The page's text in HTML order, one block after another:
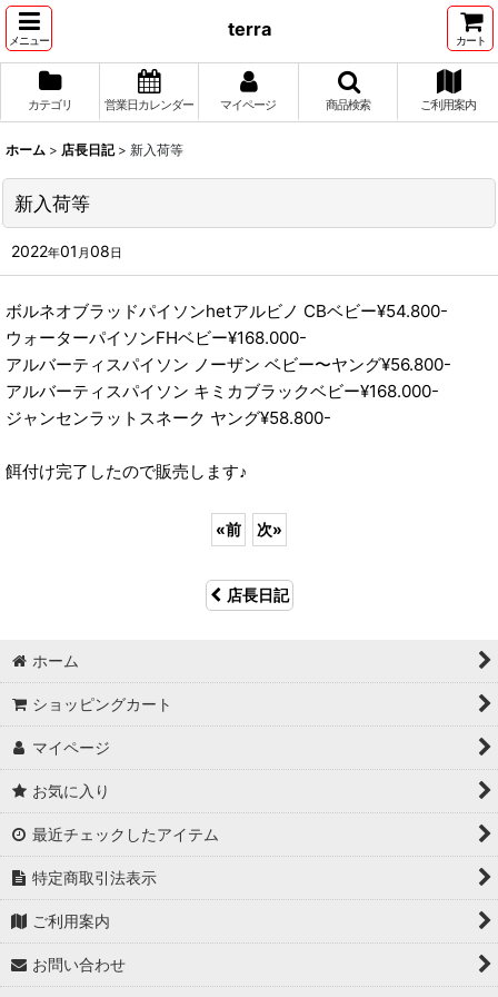
メニュー
terra
カート
カテゴリ 営業日カレンダー マイページ 商品検索 ご利用案内
ホーム > 店長日記 > 新入荷等
新入荷等
2022年01 月08日
ボルネオブラッドパイソンhetアルビノ CBベビー¥54.800-
ウォーターパイソンFHベビー¥168.000-
アルバーティスパイソン ノーザン ベビー〜ヤング¥56.800-
アルバーティスパイソン キミカブラックベビー¥168.000-
ジャンセンラットスネーク ヤング¥58.800-
餌付け完了したので販売します♪
«前 次»
店長日記
ホーム
ショッピングカート
マイページ
お気に入り
最近チェックしたアイテム
特定商取引法表示
ご利用案内
お問い合わせ